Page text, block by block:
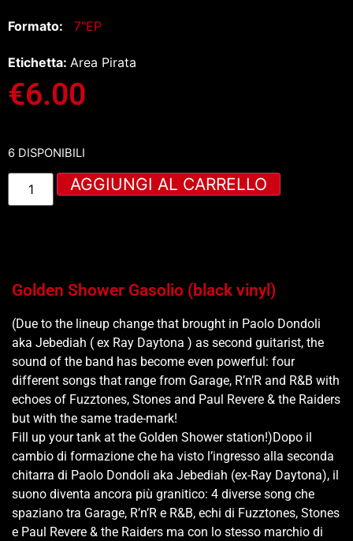
Formato: 7"EP
Etichetta: Area Pirata
€6.00
6 DISPONIBILI
AGGIUNGI AL CARRELLO
Golden Shower Gasolio (black vinyl)
(Due to the lineup change that brought in Paolo Dondoli
aka Jebediah ( ex Ray Daytona ) as second guitarist, the
sound of the band has become even powerful: four
different songs that range from Garage, R’n’R and R&B with
echoes of Fuzztones, Stones and Paul Revere & the Raiders
but with the same trade-mark!
Fill up your tank at the Golden Shower station!)Dopo il
cambio di formazione che ha visto l’ingresso alla seconda
chitarra di Paolo Dondoli aka Jebediah (ex-Ray Daytona), il
suono diventa ancora più granitico: 4 diverse song che
spaziano tra Garage, R’n’R e R&B, echi di Fuzztones, Stones
e Paul Revere & the Raiders ma con lo stesso marchio di